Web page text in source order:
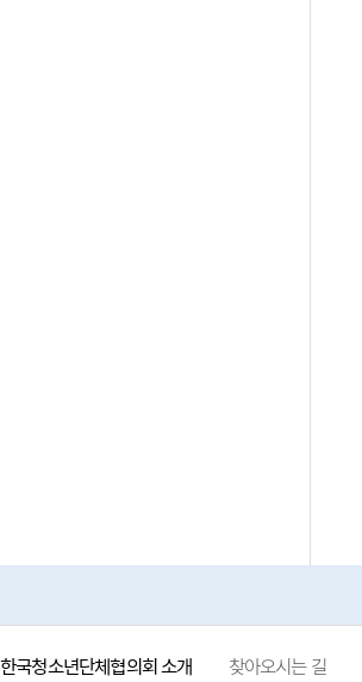
한국청소년단체협의회 소개 찾아오시는 길